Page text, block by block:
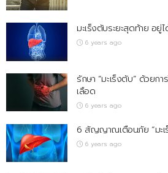
มะเร็งตับระยะสุดท้าย อยู่ไ
6 years ago
รักษา “มะเร็งตับ” ด้วยก
เลือด
6 years ago
6 สัญญาณเตือนภัย “มะเ
6 years ago